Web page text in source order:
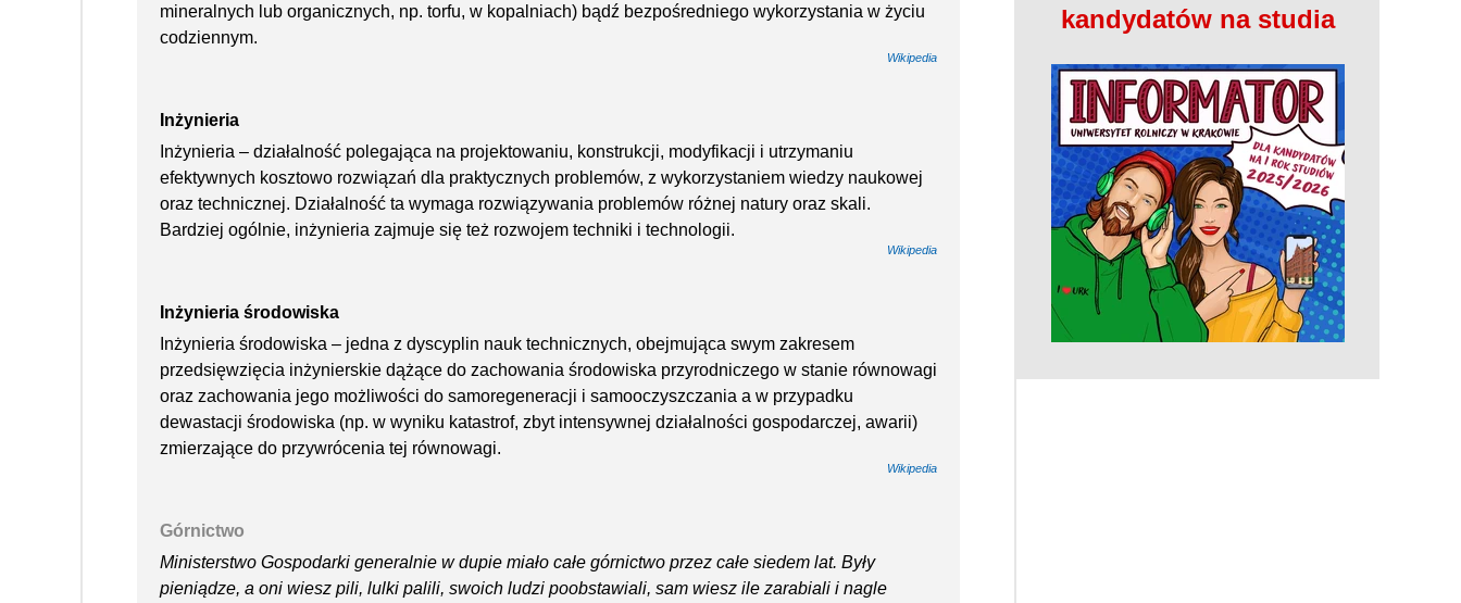
mineralnych lub organicznych, np. torfu, w kopalniach) bądź bezpośredniego wykorzystania w życiu
codziennym.
Wikipedia
Inżynieria
Inżynieria – działalność polegająca na projektowaniu, konstrukcji, modyfikacji i utrzymaniu
efektywnych kosztowo rozwiązań dla praktycznych problemów, z wykorzystaniem wiedzy naukowej
oraz technicznej. Działalność ta wymaga rozwiązywania problemów różnej natury oraz skali.
Bardziej ogólnie, inżynieria zajmuje się też rozwojem techniki i technologii.
Wikipedia
Inżynieria środowiska
Inżynieria środowiska – jedna z dyscyplin nauk technicznych, obejmująca swym zakresem
przedsięwzięcia inżynierskie dążące do zachowania środowiska przyrodniczego w stanie równowagi
oraz zachowania jego możliwości do samoregeneracji i samooczyszczania a w przypadku
dewastacji środowiska (np. w wyniku katastrof, zbyt intensywnej działalności gospodarczej, awarii)
zmierzające do przywrócenia tej równowagi.
Wikipedia
Górnictwo
Ministerstwo Gospodarki generalnie w dupie miało całe górnictwo przez całe siedem lat. Były
pieniądze, a oni wiesz pili, lulki palili, swoich ludzi poobstawiali, sam wiesz ile zarabiali i nagle
kandydatów na studia